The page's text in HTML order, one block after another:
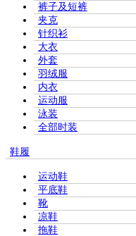
裤子及短裤
夹克
针织衫
大衣
外套
羽绒服
内衣
运动服
泳装
全部时装
鞋履
运动鞋
平底鞋
靴
凉鞋
拖鞋